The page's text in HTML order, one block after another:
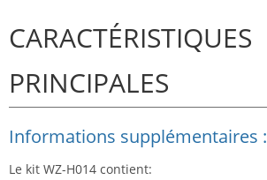
CARACTÉRISTIQUES
PRINCIPALES
Informations supplémentaires :
Le kit WZ-H014 contient: